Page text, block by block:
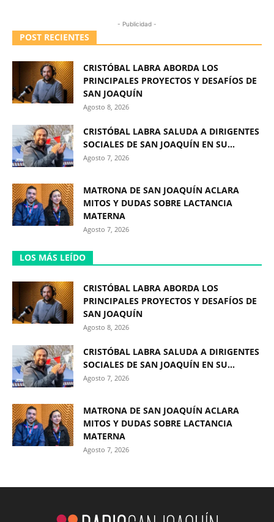
- Publicidad -
POST RECIENTES
CRISTÓBAL LABRA ABORDA LOS
PRINCIPALES PROYECTOS Y DESAFÍOS DE
SAN JOAQUÍN
Agosto 8, 2026
CRISTÓBAL LABRA SALUDA A DIRIGENTES
SOCIALES DE SAN JOAQUÍN EN SU...
Agosto 7, 2026
MATRONA DE SAN JOAQUÍN ACLARA
MITOS Y DUDAS SOBRE LACTANCIA
MATERNA
Agosto 7, 2026
LOS MÁS LEÍDO
CRISTÓBAL LABRA ABORDA LOS
PRINCIPALES PROYECTOS Y DESAFÍOS DE
SAN JOAQUÍN
Agosto 8, 2026
CRISTÓBAL LABRA SALUDA A DIRIGENTES
SOCIALES DE SAN JOAQUÍN EN SU...
Agosto 7, 2026
MATRONA DE SAN JOAQUÍN ACLARA
MITOS Y DUDAS SOBRE LACTANCIA
MATERNA
Agosto 7, 2026